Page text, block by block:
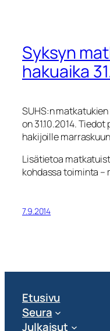
Syksyn
hakuaika
SUHS:n
on 31.10.2014.
hakijoille
Lisätietoa
kohdassa toiminta –
7.9.2014
Etusivu
Seura
Julkaisut